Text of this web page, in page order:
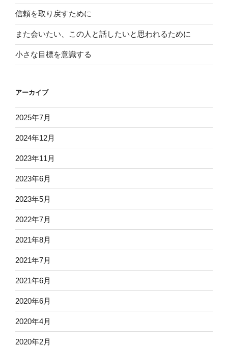
信頼を取り戻すために
また会いたい、この人と話したいと思われるために
小さな目標を意識する
アーカイブ
2025年7月
2024年12月
2023年11月
2023年6月
2023年5月
2022年7月
2021年8月
2021年7月
2021年6月
2020年6月
2020年4月
2020年2月